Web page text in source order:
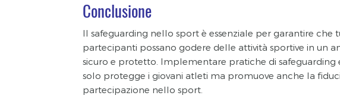
Conclusione
Il safeguarding nello sport è essenziale per garantire che
partecipanti possano godere delle attività sportive in un
sicuro e protetto. Implementare pratiche di safeguarding
solo protegge i giovani atleti ma promuove anche la
partecipazione nello sport.